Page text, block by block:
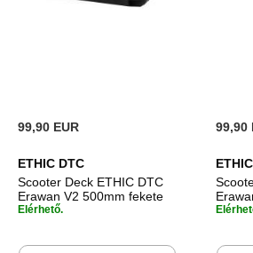
99,90 EUR
ETHIC DTC
Scooter Deck ETHIC DTC
Erawan V2 500mm fekete
Elérhető.
99,90